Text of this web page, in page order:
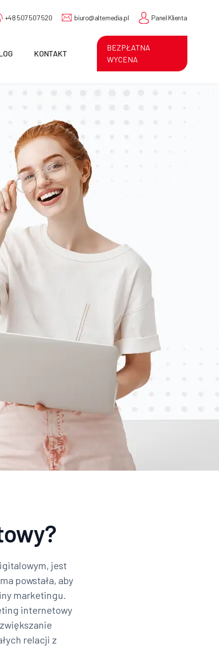
+48 507 507 520 biuro@altemedia.pl Panel Klienta
KONTAKT
BEZPŁATNA
WYCENA
jest
powstała, aby
marketingu.
internetowy
relacji z